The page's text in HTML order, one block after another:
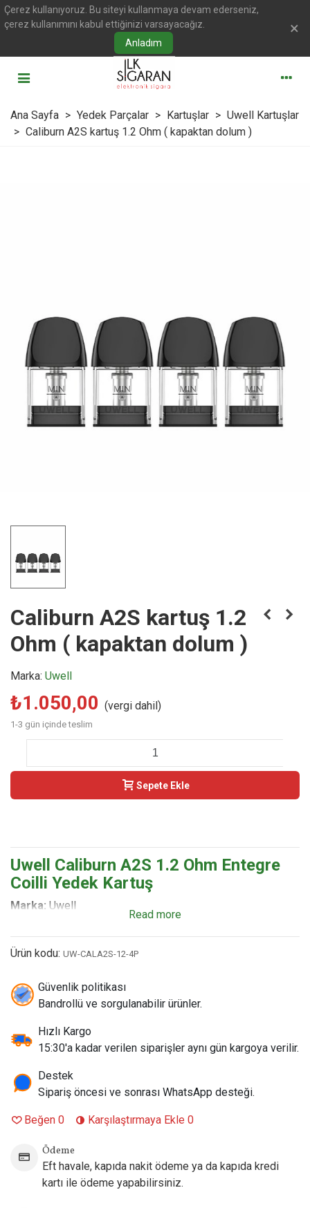
Çerez kullanıyoruz. Bu siteyi kullanmaya devam ederseniz,
çerez kullanımını kabul ettiğinizi varsayacağız.
Anladım
×
Ana Sayfa > Yedek Parçalar > Kartuşlar > Uwell Kartuşlar
> Caliburn A2S kartuş 1.2 Ohm ( kapaktan dolum )
Caliburn A2S kartuş 1.2
Ohm ( kapaktan dolum )
Marka: Uwell
₺1.050,00 (vergi dahil)
1-3 gün içinde teslim
Sepete Ekle
Uwell Caliburn A2S 1.2 Ohm Entegre
Coilli Yedek Kartuş
Marka: Uwell
Entegre Coilli Yedek Kartuş (Coil kartuşa
gömülüdür, değiştirilmez)
Direnç / Ohm Değeri:1.2 Ohm UN2 Meshed-H (Sıkı MTL /
Likit Kapasitesi:2 ml
Paket İçeriği:4 Adet / Kutu
Tasarım:Likit Seviyesini Kolayca Görmeyi Sağlayan
Tamamen Şeffaf Pod Gövdesi
Uyumlu Cihaz Modelleri:
Caliburn AK2 (Tüm A2 Serisi ile Kusursuz Uyum)
Nikotinli Standart E-Likitler (%50 VG / %50 PG)
Read more
Ürün kodu: UW-CALA2S-12-4P
Güvenlik politikası
Bandrollü ve sorgulanabilir ürünler.
Hızlı Kargo
15:30'a kadar verilen siparişler aynı gün kargoya verilir.
Destek
Sipariş öncesi ve sonrası WhatsApp desteği.
Beğen 0 Karşılaştırmaya Ekle 0
Ödeme
Eft havale, kapıda nakit ödeme ya da kapıda kredi
kartı ile ödeme yapabilirsiniz.